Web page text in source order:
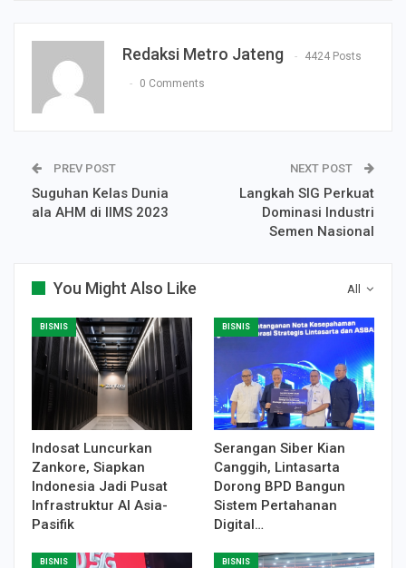
Redaksi Metro Jateng 4424 Posts
0 Comments
PREV POST
Suguhan Kelas Dunia
ala AHM di IIMS 2023
NEXT POST
Langkah SIG Perkuat
Dominasi Industri
Semen Nasional
All
You Might Also Like
BISNIS
Indosat Luncurkan
Zankore, Siapkan
Indonesia Jadi Pusat
Infrastruktur AI Asia-
Pasifik
BISNIS
Serangan Siber Kian
Canggih, Lintasarta
Dorong BPD Bangun
Sistem Pertahanan
Digital…
BISNIS BISNIS